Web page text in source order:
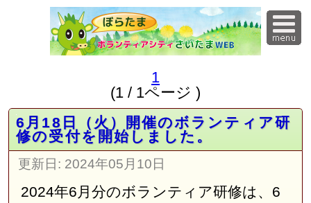
1
(1 / 1ページ )
6月18日（火）開催のボランティア研
修の受付を開始しました。
更新日: 2024年05月10日
2024年6月分のボランティア研修は、6